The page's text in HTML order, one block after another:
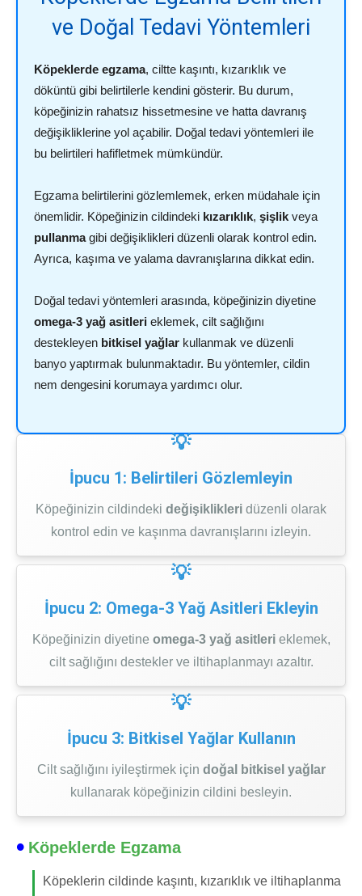
ve Doğal Tedavi Yöntemleri
Köpeklerde egzama, ciltte kaşıntı, kızarıklık ve
döküntü gibi belirtilerle kendini gösterir. Bu durum,
köpeğinizin rahatsız hissetmesine ve hatta davranış
değişikliklerine yol açabilir. Doğal tedavi yöntemleri ile
bu belirtileri hafifletmek mümkündür.
Egzama belirtilerini gözlemlemek, erken müdahale için
önemlidir. Köpeğinizin cildindeki kızarıklık, şişlik veya
pullanmagibi değişiklikleri düzenli olarak kontrol edin.
Ayrıca, kaşıma ve yalama davranışlarına dikkat edin.
Doğal tedavi yöntemleri arasında, köpeğinizin diyetine
omega-3 yağ asitleri eklemek, cilt sağlığını
destekleyen bitkisel yağlar kullanmak ve düzenli
banyo yaptırmak bulunmaktadır. Bu yöntemler, cildin
nem dengesini korumaya yardımcı olur.
İpucu 1: Belirtileri Gözlemleyin
Köpeğinizin cildindeki değişiklikleri düzenli olarak
kontrol edin ve kaşınma davranışlarını izleyin.
İpucu 2: Omega-3 Yağ Asitleri Ekleyin
Köpeğinizin diyetine omega-3 yağ asitlerieklemek,
cilt sağlığını destekler ve iltihaplanmayı azaltır.
İpucu 3: Bitkisel Yağlar Kullanın
Cilt sağlığını iyileştirmek için doğal bitkisel yağlar
kullanarak köpeğinizin cildini besleyin.
Köpeklerde Egzama
Köpeklerin cildinde kaşıntı, kızarıklık ve iltihaplanma